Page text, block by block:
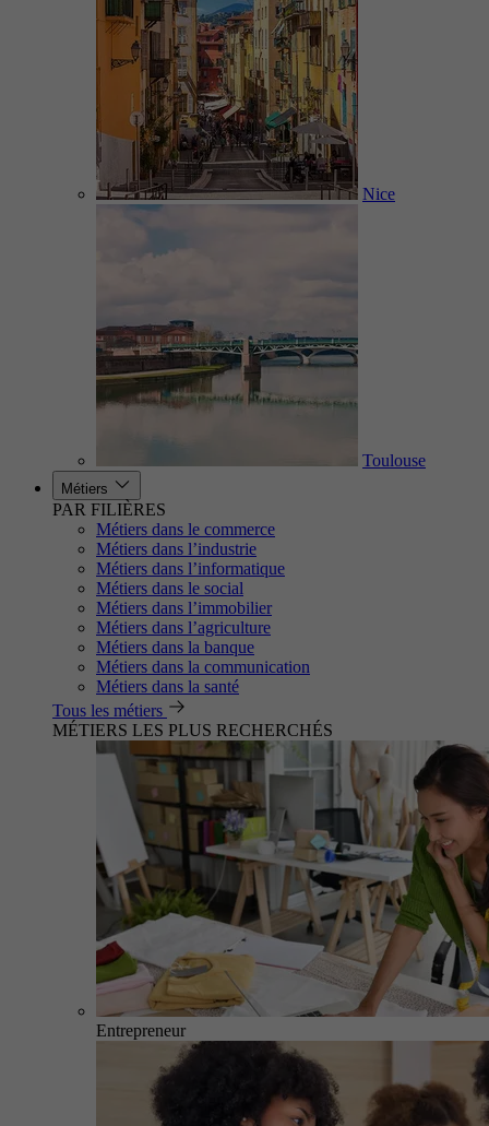
Nice
Toulouse
Métiers
PAR FILIÈRES
Métiers dans le commerce
Métiers dans l’industrie
Métiers dans l’informatique
Métiers dans le social
Métiers dans l’immobilier
Métiers dans l’agriculture
Métiers dans la banque
Métiers dans la communication
Métiers dans la santé
Tous les métiers
MÉTIERS LES PLUS RECHERCHÉS
Entrepreneur